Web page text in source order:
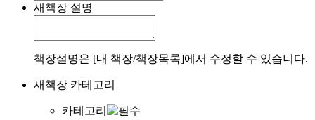
새책장 설명
책장설명은 [내 책장/책장목록]에서 수정할 수 있습니다.
새책장 카테고리
카테고리